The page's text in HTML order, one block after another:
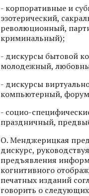
- корпоративные и
эзотерический,
революционный,
криминальный);
- дискурсы бытовой
молодежный,
- дискурсы
компьютерный,
- социо-
праздничный,
О. Менджерицкая
дискурс,
предъявления
когнитивного
печатных изданий
говорить о